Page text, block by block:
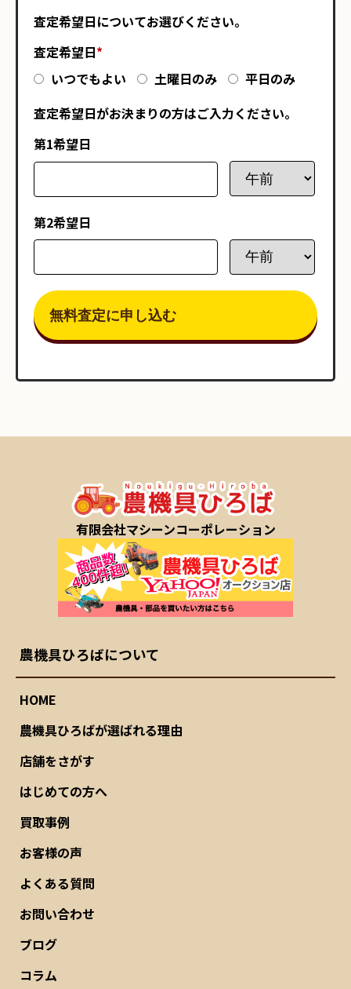
査定希望日についてお選びください。
査定希望日*
いつでもよい
土曜日のみ
平日のみ
査定希望日がお決まりの方はご入力ください。
第1希望日
第2希望日
有限会社マシーンコーポレーション
農機具ひろばについて
HOME
農機具ひろばが選ばれる理由
店舗をさがす
はじめての方へ
買取事例
お客様の声
よくある質問
お問い合わせ
ブログ
コラム